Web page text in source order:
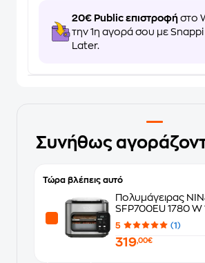
20€ Public επιστροφή στο
την 1η αγορά σου με Snappi
Later.
Συνήθως
Τώρα βλέπεις αυτό
Πολυμάγειρας
SFP700EU 1780 W
5 (1)
319,00€